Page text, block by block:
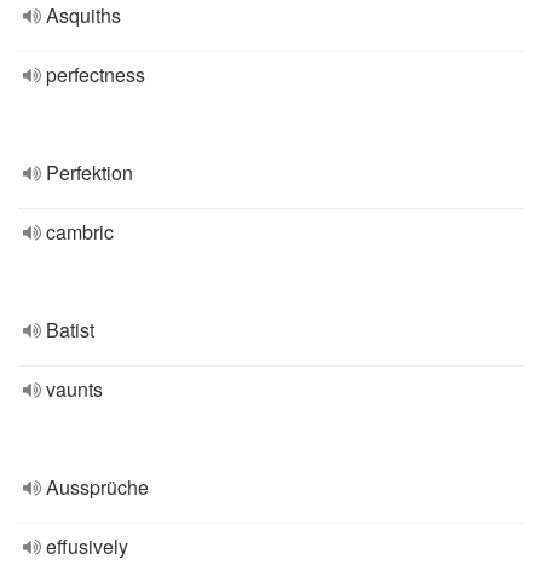
Asquiths
perfectness
Perfektion
cambric
Batist
vaunts
Aussprüche
effusively